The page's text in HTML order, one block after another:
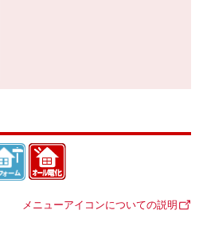
メニューアイコンについての説明